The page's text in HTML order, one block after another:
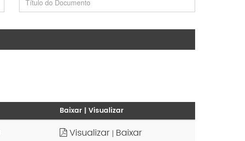
Baixar | Visualizar
Visualizar | Baixar